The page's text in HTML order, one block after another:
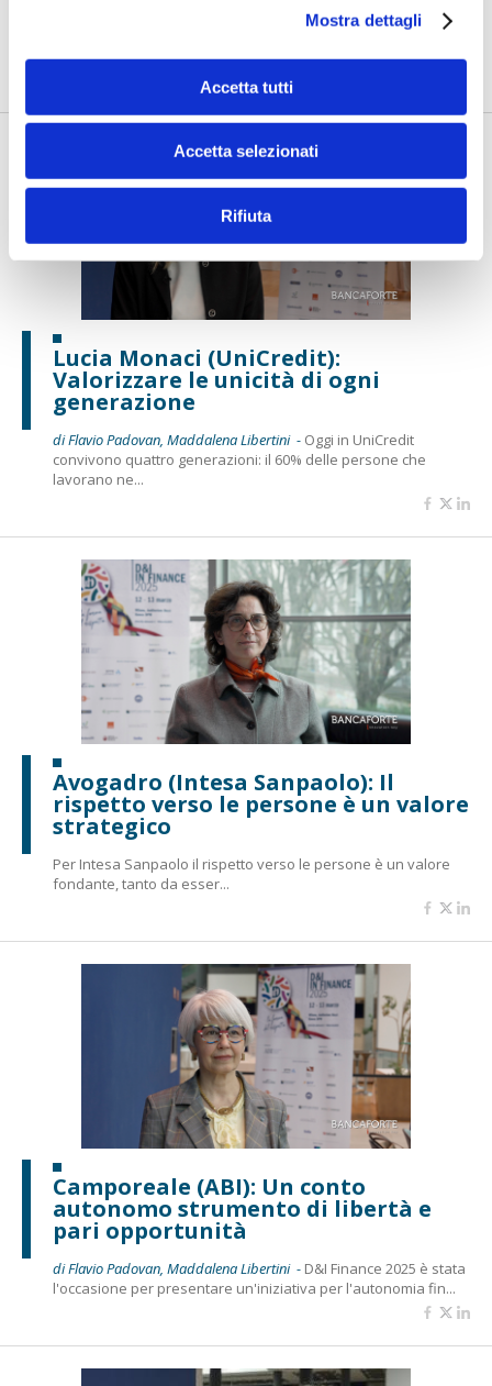
Mostra dettagli
Accetta tutti
Accetta selezionati
Rifiuta
A D&I in Finance 2025, la Banca di Credito Cooperativo di San
Marzano si è confermata...
Lucia Monaci (UniCredit):
Valorizzare le unicità di ogni
generazione
di Flavio Padovan, Maddalena Libertini - Oggi in UniCredit
convivono quattro generazioni: il 60% delle persone che
lavorano ne...
Avogadro (Intesa Sanpaolo): Il
rispetto verso le persone è un valore
strategico
Per Intesa Sanpaolo il rispetto verso le persone è un valore
fondante, tanto da esser...
Camporeale (ABI): Un conto
autonomo strumento di libertà e
pari opportunità
di Flavio Padovan, Maddalena Libertini - D&I Finance 2025 è stata
l'occasione per presentare un'iniziativa per l'autonomia fin...